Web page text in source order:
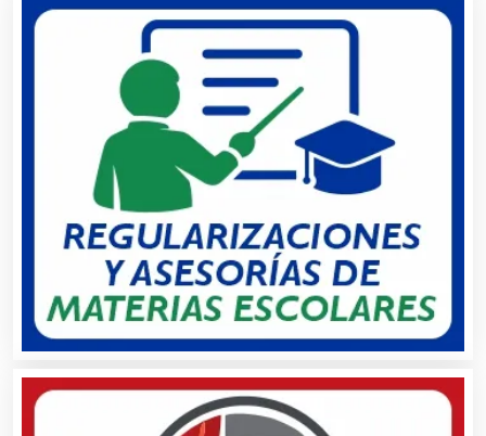
Arquitectos
Artes Gráficas
Artesanías
Artículos de Oficina
Artículos de Piel
Artículos Deportivos